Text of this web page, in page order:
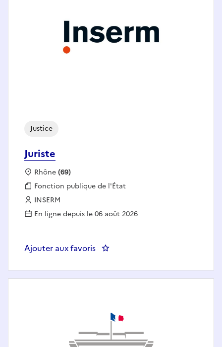
Juriste
Justice
Localisation :
Rhône(69)
Fonction publique :
Fonction publique de l'État
Employeur :
INSERM
En ligne depuis le 06 août 2026
Ajouter aux favoris : Juriste